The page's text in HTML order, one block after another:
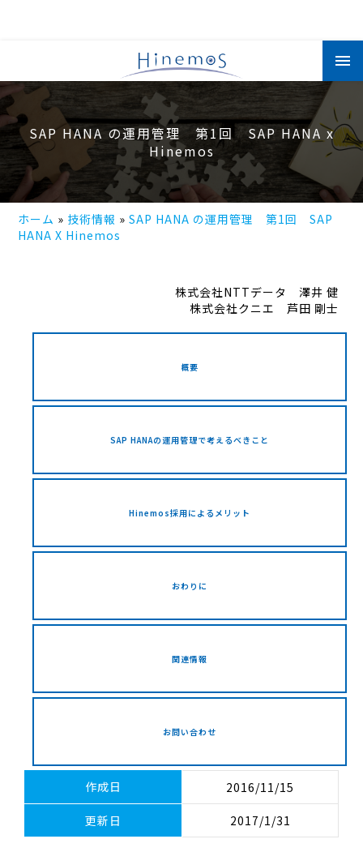
コ
ン
テ
SAP HANA の運用管理 第1回 SAP HANA x
Hinemos
ホーム 技術情報
SAP HANA の運用管理 第1回 SAP
HANA X Hinemos
株式会社NTTデータ 澤井 健
株式会社クニエ 芦田 剛士
概要
SAP HANAの運用管理で考えるべきこと
Hinemos採用によるメリット
おわりに
関連情報
お問い合わせ
作成日 2016/11/15
更新日 2017/1/31